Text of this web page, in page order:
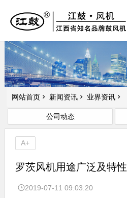
网站首页 新闻资讯 业界资讯
公司动态
罗茨风机用途广泛及特性
2019-07-11 09:03:20
A+